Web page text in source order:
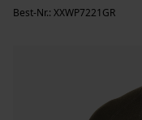
Best-Nr.: XXWP7221GR